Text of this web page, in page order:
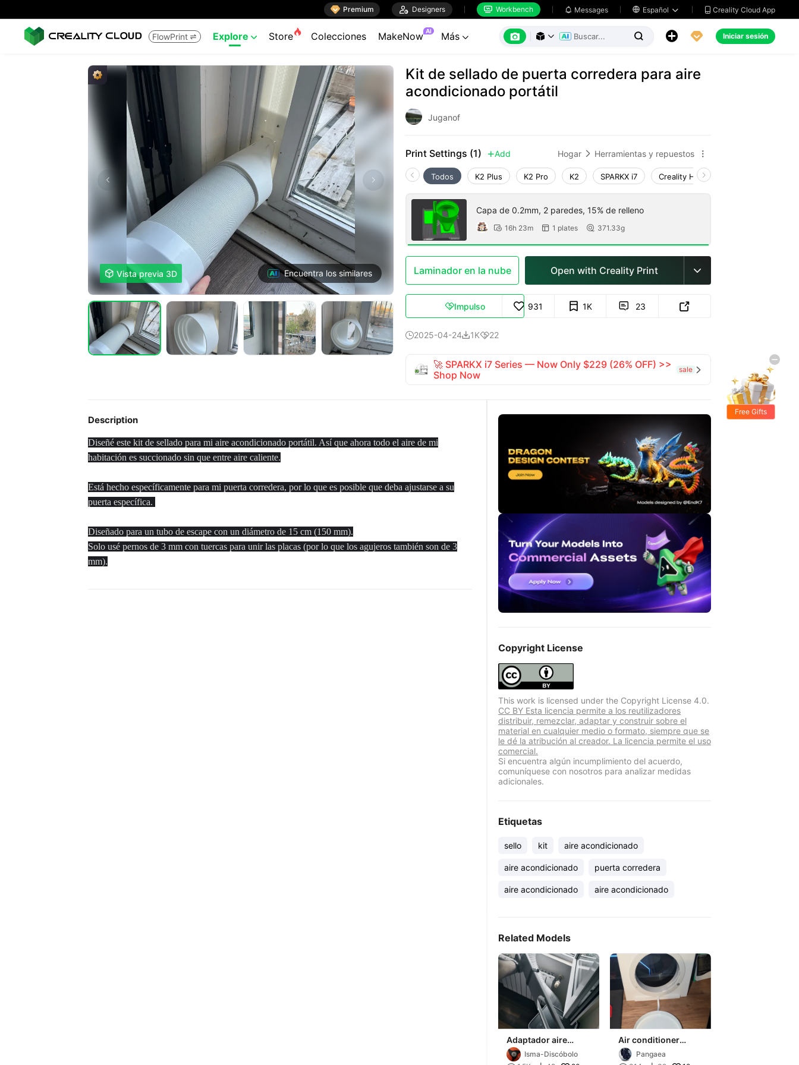
 Premium  Designers  Workbench  Messages  Español   Creality Cloud App
FlowPrint  Explore  Store Colecciones MakeNow AI Más        Iniciar sesión
 Vista previa 3D Encuentra los similares
Kit de sellado de puerta corredera para aire
acondicionado portátil
Juganof
Print Settings (1) Add Hogar  Herramientas y repuestos 
Todos K2 Plus K2 Pro K2 SPARKX i7 Creality Hi
Capa de 0.2mm, 2 paredes, 15% de relleno
 16h 23m  1 plates  371.33g
Laminador en la nube Open with Creality Print 
Impulso 931 1K  23 
2025-04-241K22
🚀 SPARKX i7 Series — Now Only $229 (26% OFF) >>
Shop Now
sale 
Description
Diseñé este kit de sellado para mi aire acondicionado portátil. Así que ahora todo el aire de mi
habitación es succionado sin que entre aire caliente.
Está hecho específicamente para mi puerta corredera, por lo que es posible que deba ajustarse a su
puerta específica.
Diseñado para un tubo de escape con un diámetro de 15 cm (150 mm).
Solo usé pernos de 3 mm con tuercas para unir las placas (por lo que los agujeros también son de 3
mm).
Copyright License
This work is licensed under the Copyright License 4.0.
CC BY Esta licencia permite a los reutilizadores
distribuir, remezclar, adaptar y construir sobre el
material en cualquier medio o formato, siempre que se
le dé la atribución al creador. La licencia permite el uso
comercial.
Si encuentra algún incumplimiento del acuerdo,
comuníquese con nosotros para analizar medidas
adicionales.
Etiquetas
sello kit aire acondicionado
aire acondicionado puerta corredera
aire acondicionado aire acondicionado
Related Models
Adaptador aire
acondicionado para
persianas
Isma-Discóbolo
Air conditioner
window vent mount
- modular kit - Main
Pangaea
Free Gifts